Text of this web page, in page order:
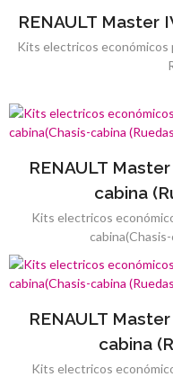
RENAULT Master
Kits electricos económicos
RENAULT
cabina
Kits electricos
RENAULT
cabina
Kits electricos